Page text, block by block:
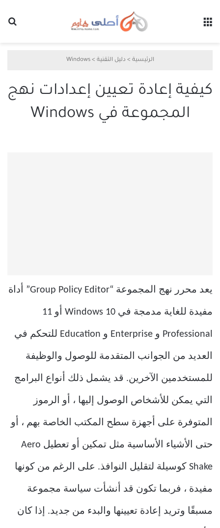
الرئيسية > دليل التقنية >
Windows
كيفية إعادة تعيين إعدادات نهج
المجموعة في Windows
يعد محرر نهج المجموعة “Group Policy Editor” أداة
مفيدة للغاية مدمجة في Windows 10 أو 11
Professional و Enterprise و Education للتحكم في
العديد من الجوانب المتقدمة للوصول والوظيفة
للمستخدمين الآخرين. قد يشمل ذلك أنواع البرامج
التي يمكن للأشخاص الوصول إليها ، أو الرموز
المتوفرة على أجهزة سطح المكتب الخاصة بهم ، أو
حتى الأشياء الأساسية مثل تمكين أو تعطيل Aero
Shake كوسيلة لتقليل النوافذ. على الرغم من كونها
مفيدة ، فربما تكون قد أنشأت سياسة مجموعة
مسبقًا وتريد إعادة تعيينها والبدء من جديد. إذا كان